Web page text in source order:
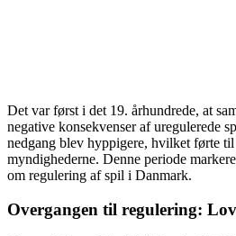
Det var først i det 19. århundrede, at
negative konsekvenser af uregulerede
nedgang blev hyppigere, hvilket førte
myndighederne. Denne periode
om regulering af spil i Danmark.
Overgangen til regulering: